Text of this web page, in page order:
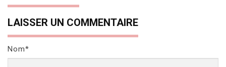
LAISSER UN COMMENTAIRE
Nom*